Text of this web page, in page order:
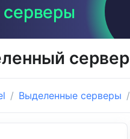
Выделенные серверы